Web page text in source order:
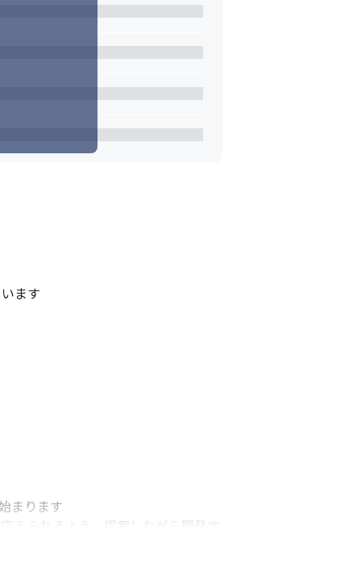
ます
まります
えられるよう、提案しながら開発す